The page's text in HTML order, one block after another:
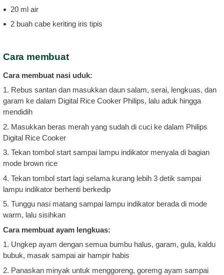
20 ml air
2 buah cabe keriting iris tipis
Cara membuat
Cara membuat nasi uduk:
1. Rebus santan dan masukkan daun salam, serai, lengkuas, dan
garam ke dalam Digital Rice Cooker Philips, lalu aduk hingga
mendidih
2. Masukkan beras merah yang sudah di cuci ke dalam Philips
Digital Rice Cooker
3. Tekan tombol start sampai lampu indikator menyala di bagian
mode brown rice
4. Tekan tombol start lagi selama kurang lebih 3 detik sampai
lampu indikator berhenti berkedip
5. Tunggu nasi matang sampai lampu indikator berada di mode
warm, lalu sisihkan
Cara membuat ayam lengkuas:
1. Ungkep ayam dengan semua bumbu halus, garam, gula, kaldu
bubuk, masak sampai air hampir habis
2. Panaskan minyak untuk menggoreng, goremg ayam sampai